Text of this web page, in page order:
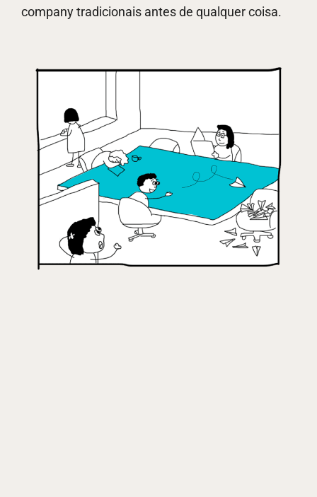
company tradicionais antes de qualquer coisa.